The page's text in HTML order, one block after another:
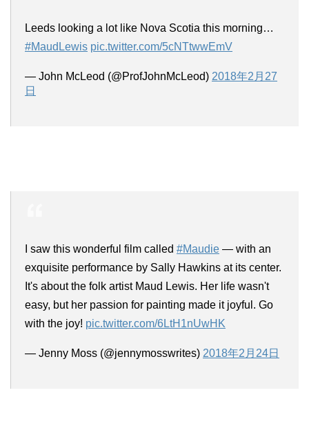
Leeds looking a lot like Nova Scotia this morning…
#MaudLewis pic.twitter.com/5cNTtwwEmV
— John McLeod (@ProfJohnMcLeod) 2018年2月27
日
I saw this wonderful film called #Maudie — with an
exquisite performance by Sally Hawkins at its center.
It's about the folk artist Maud Lewis. Her life wasn't
easy, but her passion for painting made it joyful. Go
with the joy! pic.twitter.com/6LtH1nUwHK
— Jenny Moss (@jennymosswrites) 2018年2月24日